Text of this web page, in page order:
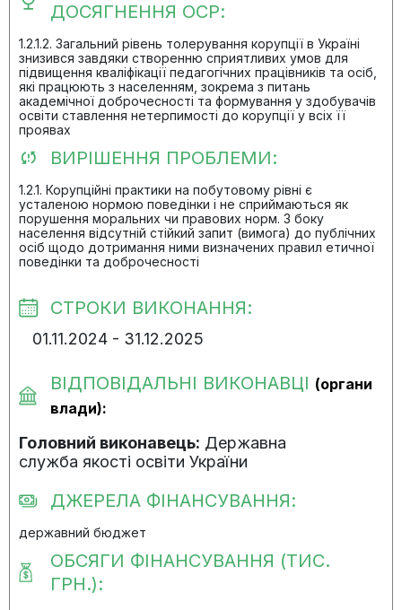
ДОСЯГНЕННЯ ОСР:
1.2.1.2. Загальний рівень толерування корупції в Україні
знизився завдяки створенню сприятливих умов для
підвищення кваліфікації педагогічних працівників та осіб,
які працюють з населенням, зокрема з питань
академічної доброчесності та формування у здобувачів
освіти ставлення нетерпимості до корупції у всіх її
проявах
ВИРІШЕННЯ ПРОБЛЕМИ:
1.2.1. Корупційні практики на побутовому рівні є
усталеною нормою поведінки і не сприймаються як
порушення моральних чи правових норм. З боку
населення відсутній стійкий запит (вимога) до публічних
осіб щодо дотримання ними визначених правил етичної
поведінки та доброчесності
СТРОКИ ВИКОНАННЯ:
01.11.2024 - 31.12.2025
ВІДПОВІДАЛЬНІ ВИКОНАВЦІ (органи
влади):
Головний виконавець: Державна
служба якості освіти України
ДЖЕРЕЛА ФІНАНСУВАННЯ:
державний бюджет
ОБСЯГИ ФІНАНСУВАННЯ (ТИС.
ГРН.):